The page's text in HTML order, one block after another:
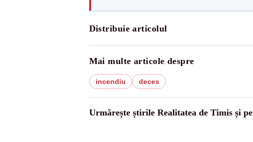
Distribuie articolul
Mai multe articole despre
incendiu deces
Urmărește știrile Realitatea de Timis și pe